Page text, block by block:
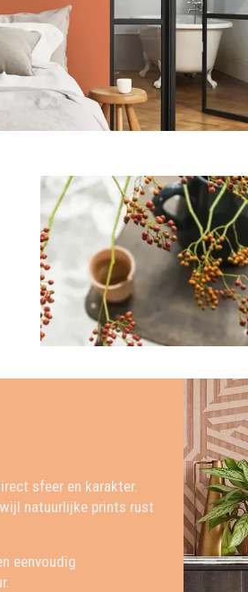
sfeer en karakter.
natuurlijke prints rust
eenvoudig